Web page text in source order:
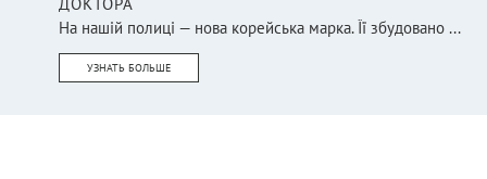
На нашій полиці — нова корейська марка. Її збудовано ...
УЗНАТЬ БОЛЬШЕ